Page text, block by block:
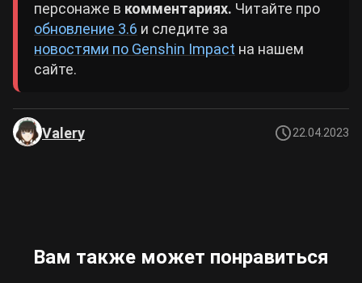
персонаже в комментариях. Читайте про
обновление 3.6 и следите за
новостями по Genshin Impact на нашем
сайте.
Valery 22.04.2023
Вам также может понравиться